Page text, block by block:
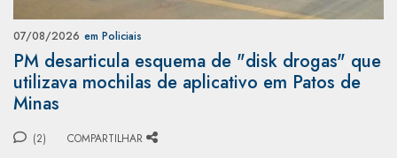
07/08/2026 em Policiais
PM desarticula esquema de "disk drogas" que
utilizava mochilas de aplicativo em Patos de
Minas
(2) COMPARTILHAR